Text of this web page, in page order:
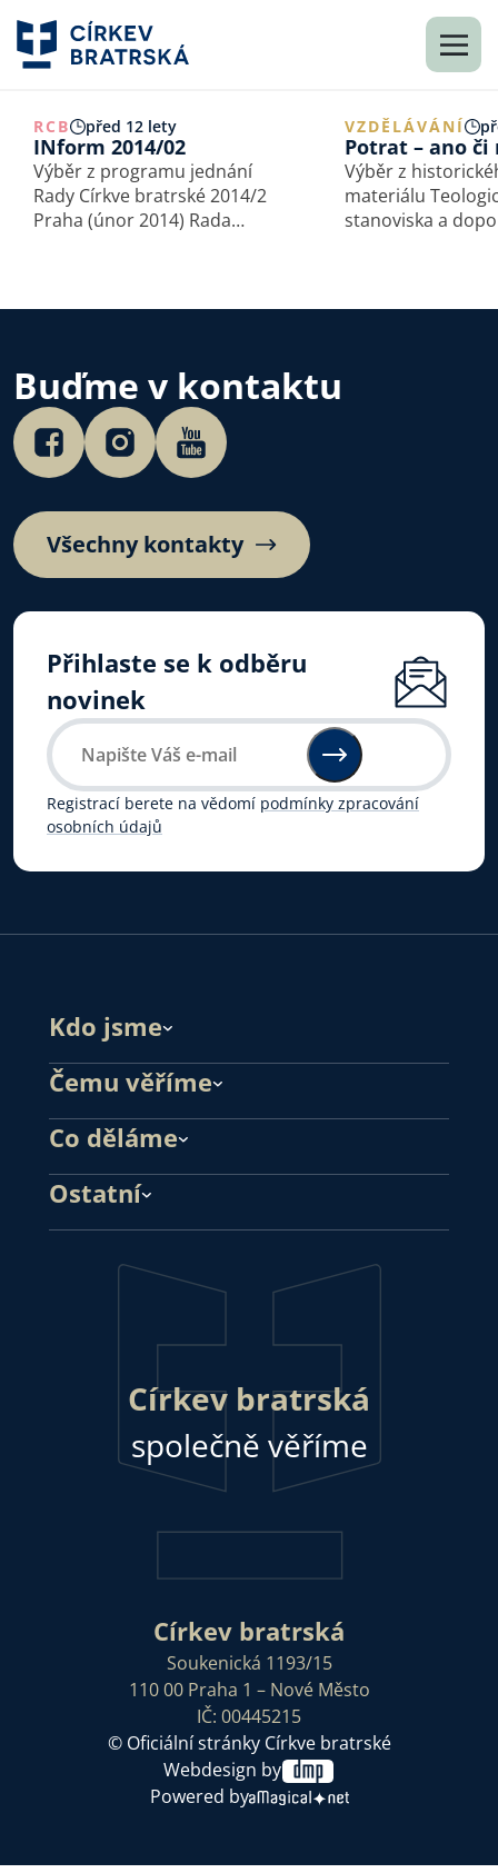
RCB před 12 lety
INform 2014/02
Výběr z programu jednání
Rady Církve bratrské 2014/2
Praha (únor 2014) Rada
Folta. Rada jmenovala
Odbor…
VZDĚLÁVÁNÍ
Potrat – ano či
Výběr z
materiálu
stanoviska a
Buďme v kontaktu
Všechny kontakty
Přihlaste se k odběru
novinek
Registrací berete na vědomí podmínky zpracování
osobních údajů
Kdo jsme
Čemu věříme
Co děláme
Ostatní
Církev bratrská
společně věříme
Církev bratrská
Soukenická 1193/15
110 00 Praha 1 – Nové Město
IČ: 00445215
© Oficiální stránky Církve bratrské
Webdesign by
Powered by